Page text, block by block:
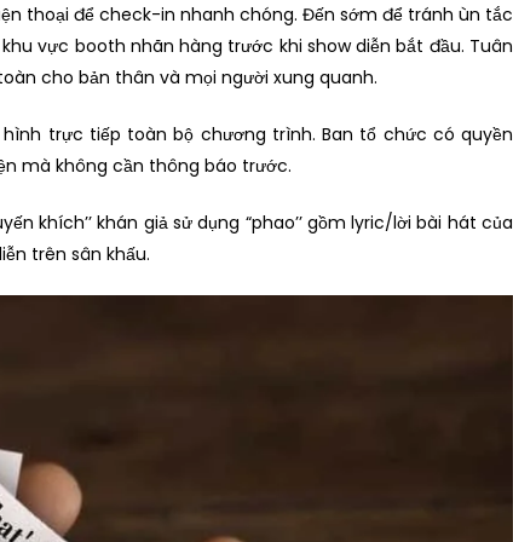
thoại để check-in nhanh chóng. Đến sớm để tránh ùn tắc
vực booth nhãn hàng trước khi show diễn bắt đầu. Tuân
cho bản thân và mọi người xung quanh.
trực tiếp toàn bộ chương trình. Ban tổ chức có quyền
mà không cần thông báo trước.
khích’’ khán giả sử dụng “phao’’ gồm lyric/lời bài hát của
trên sân khấu.